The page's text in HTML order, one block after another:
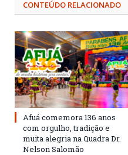
CONTEÚDO RELACIONADO
Afuá comemora 136 anos
com orgulho, tradição e
muita alegria na Quadra Dr.
Nelson Salomão